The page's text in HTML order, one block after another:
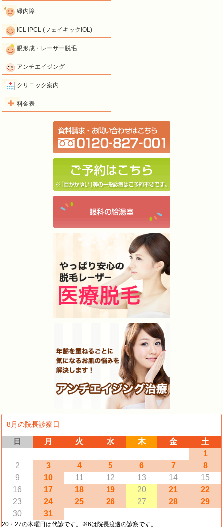
緑内障
ICL IPCL (フェイキックIOL)
眼形成・レーザー脱毛
アンチエイジング
クリニック案内
料金表
8月の院長診察日
日 月 火 水 木 金
土
1
2
3 4 5 6 7
8
9
10 11 12 13 14
15
16
17 18 19 20 21
22
23
24 25 26 27 28
29
30
31
20・27の木曜日は代診です。※6は院長渡邊の診察です。